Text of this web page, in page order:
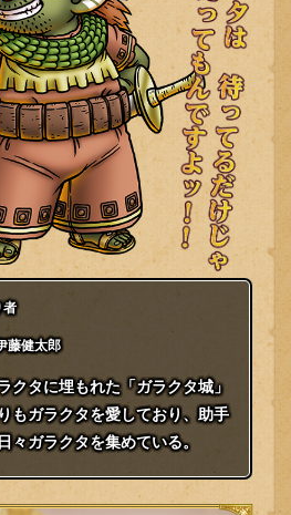
者
藤健太郎
クタに埋もれた「ガラクタ城」
もガラクタを愛しており、助手
々ガラクタを集めている。